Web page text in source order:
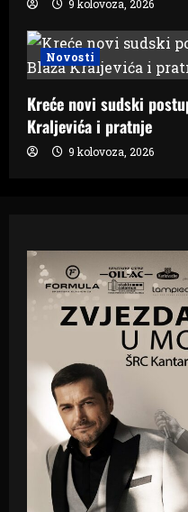
9 kolovoza, 2026
Novosti
Kreće novi sudski
Kraljevića i pratnje
9 kolovoza, 2026